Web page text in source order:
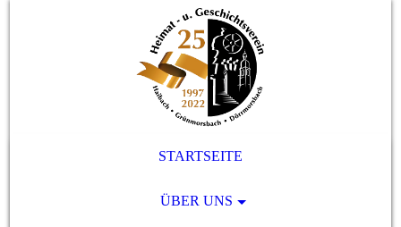
STARTSEITE
ÜBER UNS